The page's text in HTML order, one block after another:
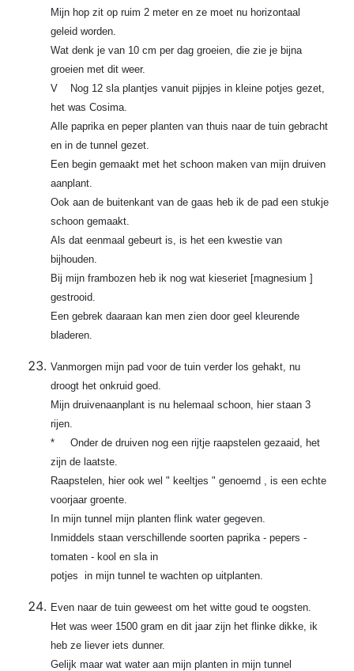
Mijn hop zit op ruim 2 meter en ze moet nu horizontaal
geleid worden.
Wat denk je van 10 cm per dag groeien, die zie je bijna
groeien met dit weer.
V Nog 12 sla plantjes vanuit pijpjes in kleine potjes gezet,
het was Cosima.
Alle paprika en peper planten van thuis naar de tuin gebracht
en in de tunnel gezet.
Een begin gemaakt met het schoon maken van mijn druiven
aanplant.
Ook aan de buitenkant van de gaas heb ik de pad een stukje
schoon gemaakt.
Als dat eenmaal gebeurt is, is het een kwestie van
bijhouden.
Bij mijn frambozen heb ik nog wat kieseriet [magnesium ]
gestrooid.
Een gebrek daaraan kan men zien door geel kleurende
bladeren.
Vanmorgen mijn pad voor de tuin verder los gehakt, nu
droogt het onkruid goed.
Mijn druivenaanplant is nu helemaal schoon, hier staan 3
rijen.
* Onder de druiven nog een rijtje raapstelen gezaaid, het
zijn de laatste.
Raapstelen, hier ook wel " keeltjes " genoemd , is een echte
voorjaar groente.
In mijn tunnel mijn planten flink water gegeven.
Inmiddels staan verschillende soorten paprika - pepers -
tomaten - kool en sla in
potjes in mijn tunnel te wachten op uitplanten.
Even naar de tuin geweest om het witte goud te oogsten.
Het was weer 1500 gram en dit jaar zijn het flinke dikke, ik
heb ze liever iets dunner.
Gelijk maar wat water aan mijn planten in mijn tunnel